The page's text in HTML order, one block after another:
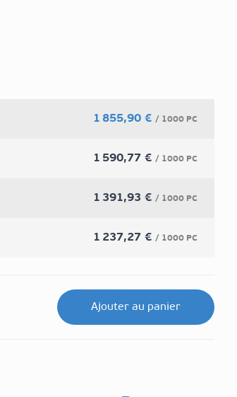
1 855,90 € / 1000 PC
1 590,77 € / 1000 PC
1 391,93 € / 1000 PC
1 237,27 € / 1000 PC
Ajouter au panier